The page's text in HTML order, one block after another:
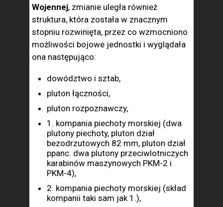
Wojennej, zmianie uległa również
struktura, która została w znacznym
stopniu rozwinięta, przez co wzmocniono
możliwości bojowe jednostki i wyglądała
ona następująco:
dowództwo i sztab,
pluton łączności,
pluton rozpoznawczy,
1. kompania piechoty morskiej (dwa
plutony piechoty, pluton dział
bezodrzutowych 82 mm, pluton dział
ppanc. dwa plutony przeciwlotniczych
karabinów maszynowych PKM-2 i
PKM-4),
2. kompania piechoty morskiej (skład
kompanii taki sam jak 1.),